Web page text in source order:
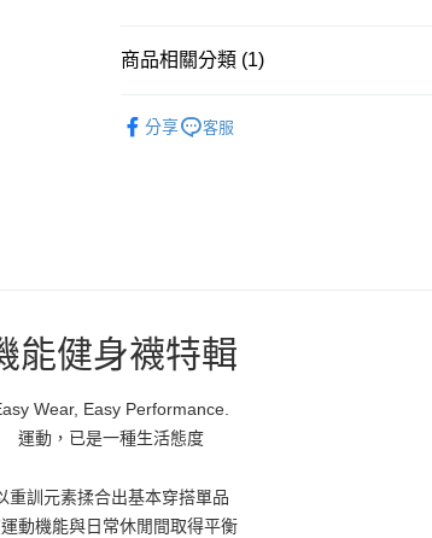
每筆NT$100，滿NT$1,500(含以上)免運費
每筆NT$100，滿NT$1,500(含以上)免運費
商品相關分類 (1)
分享
客服
能健身襪特輯
Wear, Easy Performance.
運動，已是一種生活態度
重訓元素揉合出基本穿搭單品
動機能與日常休閒間取得平衡